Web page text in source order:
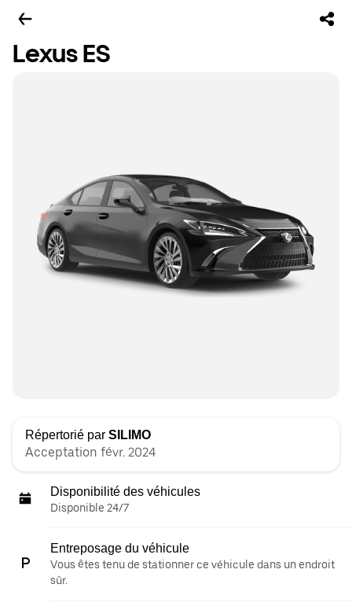
Lexus ES
Répertorié par SILIMO
Acceptation févr. 2024
Disponibilité des véhicules
Disponible 24/7
Entreposage du véhicule
Vous êtes tenu de stationner ce véhicule dans un endroit
sûr.